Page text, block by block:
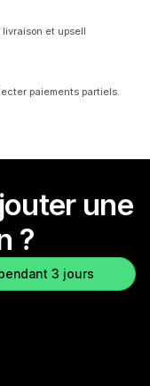
livraison et upsell
paiements partiels.
une
?
3 jours